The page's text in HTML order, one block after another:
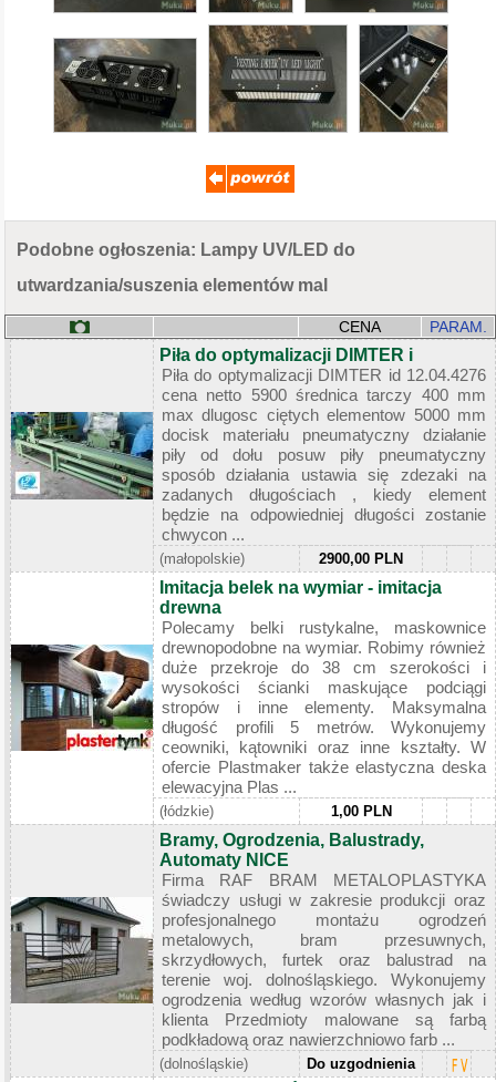
Podobne ogłoszenia: Lampy UV/LED do
utwardzania/suszenia elementów mal
CENA PARAM.
Piła do optymalizacji DIMTER i
Piła do optymalizacji DIMTER id 12.04.4276
cena netto 5900 średnica tarczy 400 mm
max dlugosc ciętych elementow 5000 mm
docisk materiału pneumatyczny działanie
piły od dołu posuw piły pneumatyczny
sposób działania ustawia się zdezaki na
zadanych długościach , kiedy element
będzie na odpowiedniej długości zostanie
chwycon ...
(małopolskie) 2900,00 PLN
Imitacja belek na wymiar - imitacja
drewna
Polecamy belki rustykalne, maskownice
drewnopodobne na wymiar. Robimy również
duże przekroje do 38 cm szerokości i
wysokości ścianki maskujące podciągi
stropów i inne elementy. Maksymalna
długość profili 5 metrów. Wykonujemy
ceowniki, kątowniki oraz inne kształty. W
ofercie Plastmaker także elastyczna deska
elewacyjna Plas ...
(łódzkie) 1,00 PLN
Bramy, Ogrodzenia, Balustrady,
Automaty NICE
Firma RAF BRAM METALOPLASTYKA
świadczy usługi w zakresie produkcji oraz
profesjonalnego montażu ogrodzeń
metalowych, bram przesuwnych,
skrzydłowych, furtek oraz balustrad na
terenie woj. dolnośląskiego. Wykonujemy
ogrodzenia według wzorów własnych jak i
klienta Przedmioty malowane są farbą
podkładową oraz nawierzchniowo farb ...
(dolnośląskie) Do uzgodnienia